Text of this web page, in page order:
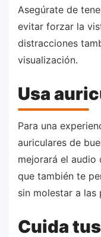
Asegúrate de
evitar forzar la
distracciones
visualización.
Usa
Para una
auriculares de
mejorará el audio
que también te
sin molestar a las
Cuida